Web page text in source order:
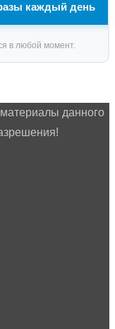
каждый день
в любой момент.
данного